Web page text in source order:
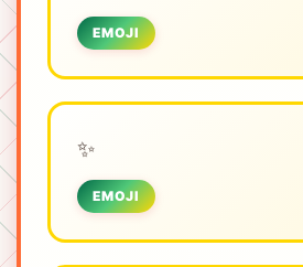
EMOJI
✨
EMOJI